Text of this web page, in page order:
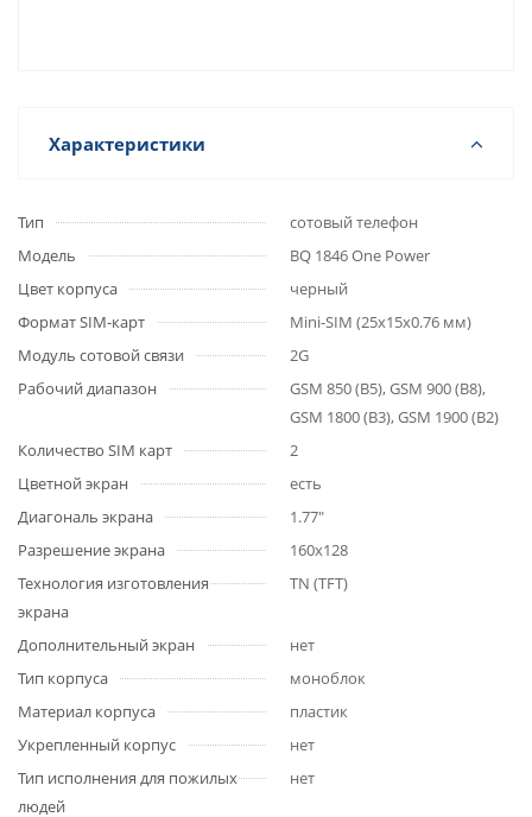
Характеристики
Тип
сотовый телефон
Модель
BQ 1846 One Power
Цвет корпуса
черный
Формат SIM-карт
Mini-SIM (25x15x0.76 мм)
Модуль сотовой связи
2G
Рабочий диапазон
GSM 850 (B5), GSM 900 (B8),
GSM 1800 (B3), GSM 1900 (B2)
Количество SIM карт
2
Цветной экран
есть
Диагональ экрана
1.77″
Разрешение экрана
160x128
Технология изготовления
экрана
TN (TFT)
Дополнительный экран
нет
Тип корпуса
моноблок
Материал корпуса
пластик
Укрепленный корпус
нет
Тип исполнения для пожилых
людей
нет